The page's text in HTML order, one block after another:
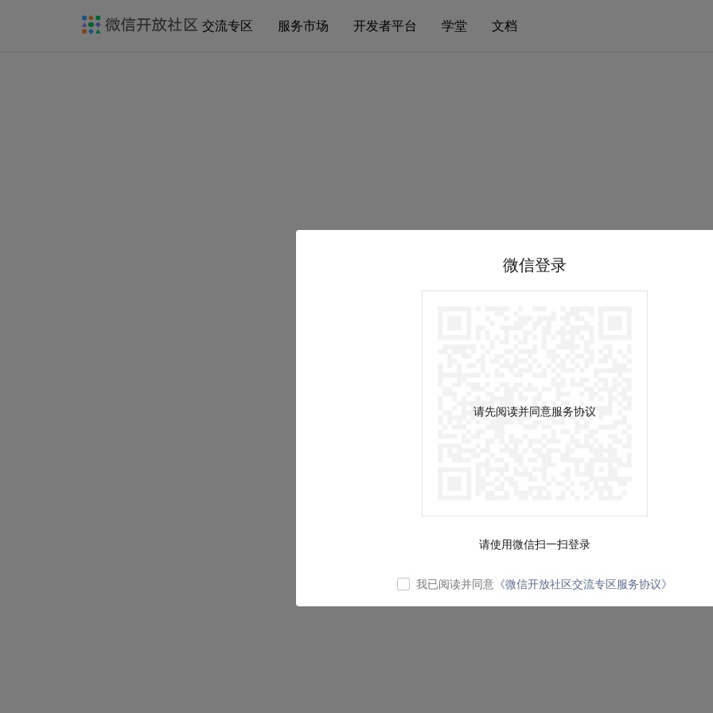
交流专区 服务市场 开发者平台 学堂 文档
微信登录
请先阅读并同意服务协议
请使用微信扫一扫登录
我已阅读并同意 《微信开放社区交流专区服务协议》